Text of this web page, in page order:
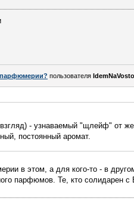
пользователя
- узнаваемый "щлейф" от
постоянный аромат.
в этом, а для кого-то - в
парфюмов. Те, кто солидарен с